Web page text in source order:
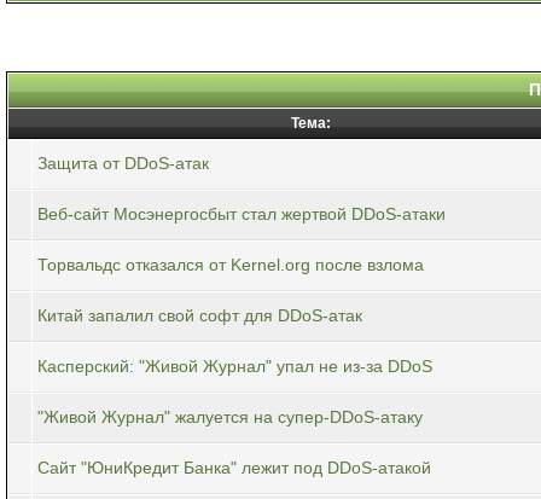
Тема:
Защита от DDoS-атак
Веб-сайт Мосэнергосбыт стал жертвой DDoS-атаки
Торвальдс отказался от Kernel.org после взлома
Китай запалил свой софт для DDoS-атак
Касперский: "Живой Журнал" упал не из-за DDoS
"Живой Журнал" жалуется на супер-DDoS-атаку
Сайт "ЮниКредит Банка" лежит под DDoS-атакой